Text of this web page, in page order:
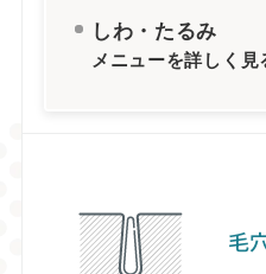
しわ・たるみ
メニューを詳しく見
毛